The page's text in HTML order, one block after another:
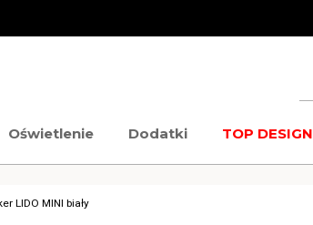
Oświetlenie Dodatki TOP DESIGN
LIDO MINI biały